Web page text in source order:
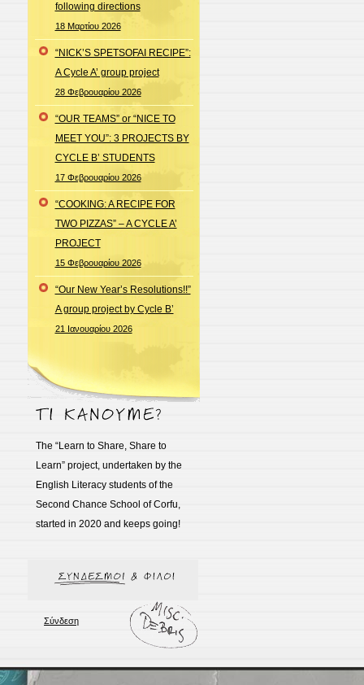
following directions
18 Μαρτίου 2026
“NICK’S SPETSOFAI RECIPE”:
A Cycle A’ group project
28 Φεβρουαρίου 2026
“OUR TEAMS” or “NICE TO
MEET YOU”: 3 PROJECTS BY
CYCLE B’ STUDENTS
17 Φεβρουαρίου 2026
“COOKING: A RECIPE FOR
TWO PIZZAS” – A CYCLE A’
PROJECT
15 Φεβρουαρίου 2026
“Our New Year’s Resolutions!!”
A group project by Cycle B’
21 Ιανουαρίου 2026
The “Learn to Share, Share to
Learn” project, undertaken by the
English Literacy students of the
Second Chance School of Corfu,
started in 2020 and keeps going!
Σύνδεση